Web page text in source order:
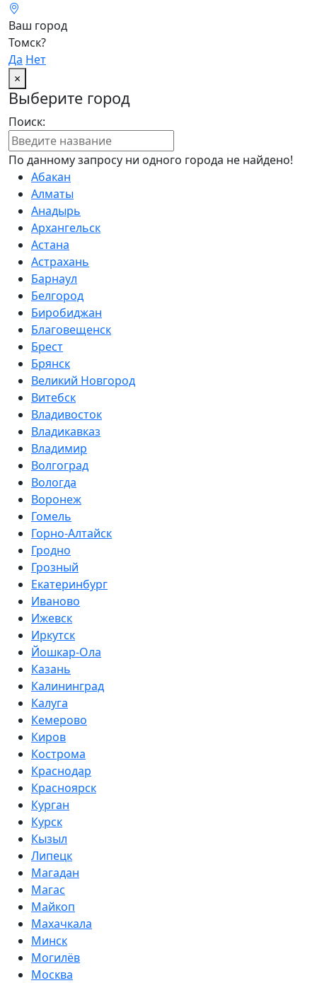
Ваш город
Томск?
Да Нет
×
Выберите город
Поиск:
По данному запросу ни одного города не найдено!
Абакан
Алматы
Анадырь
Архангельск
Астана
Астрахань
Барнаул
Белгород
Биробиджан
Благовещенск
Брест
Брянск
Великий Новгород
Витебск
Владивосток
Владикавказ
Владимир
Волгоград
Вологда
Воронеж
Гомель
Горно-Алтайск
Гродно
Грозный
Екатеринбург
Иваново
Ижевск
Иркутск
Йошкар-Ола
Казань
Калининград
Калуга
Кемерово
Киров
Кострома
Краснодар
Красноярск
Курган
Курск
Кызыл
Липецк
Магадан
Магас
Майкоп
Махачкала
Минск
Могилёв
Москва